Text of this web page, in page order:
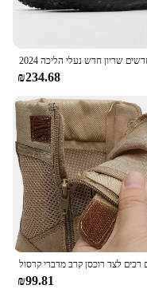
₪234.68
₪99.81